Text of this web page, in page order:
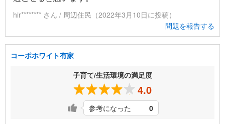
hir******** さん / 周辺住民（2022年3月10日に投稿）
問題を報告する
コーポホワイト有家
子育て/生活環境の満足度
4.0
参考になった 0